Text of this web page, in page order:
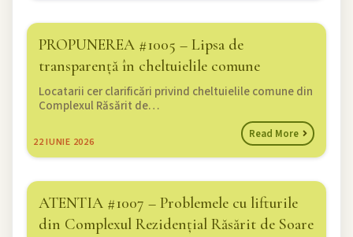
PROPUNEREA #1005 – Lipsa de
transparență în cheltuielile comune
22IUNIE 2026
Locatarii cer clarificări privind cheltuielile comune din
Complexul Răsărit de…
Read More
ATENTIA #1007 – Problemele cu lifturile
din Complexul Rezidențial Răsărit de Soare